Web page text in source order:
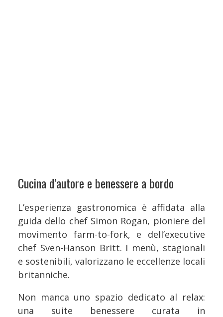
Cucina d’autore e benessere a bordo
L’esperienza gastronomica è affidata alla
guida dello chef Simon Rogan, pioniere del
movimento farm-to-fork, e dell’executive
chef Sven-Hanson Britt. I menù, stagionali
e sostenibili, valorizzano le eccellenze locali
britanniche.
Non manca uno spazio dedicato al relax:
una suite benessere curata in